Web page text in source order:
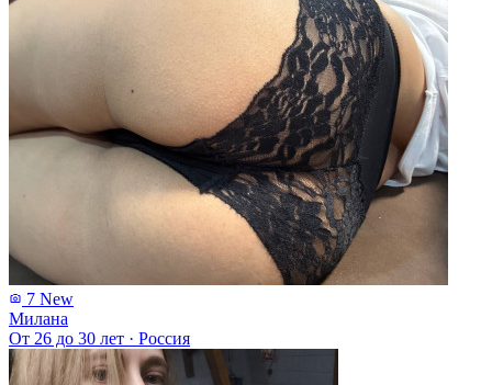
7 New
Милана
От 26 до 30 лет · Россия